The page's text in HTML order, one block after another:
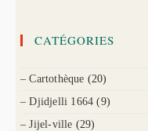
CATÉGORIES
– Cartothèque (20)
– Djidjelli 1664 (9)
– Jijel-ville (29)